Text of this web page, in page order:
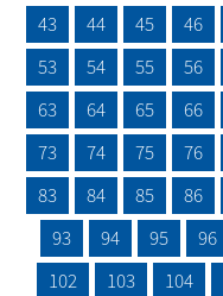
43 44 45 46
53
54 55 56
63
64 65 66
73
74 75 76
83
84 85 86
93
94 95 96
102
103 104